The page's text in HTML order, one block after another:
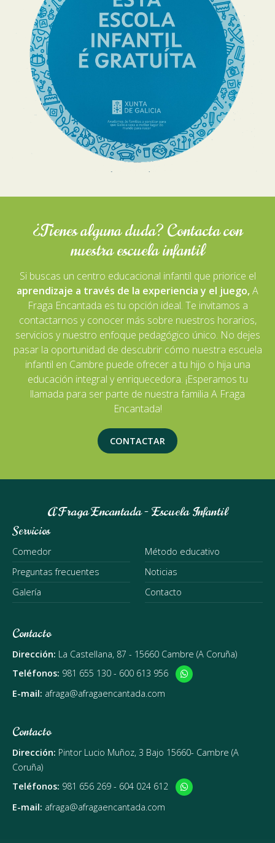
¿Tienes alguna duda? Contacta con
nuestra escuela infantil
Si buscas un centro educacional infantil que priorice el
aprendizaje a través de la experiencia y el juego,A
Fraga Encantada es tu opción ideal. Te invitamos a
contactarnos y conocer más sobre nuestros horarios,
servicios y nuestro enfoque pedagógico único. No dejes
pasar la oportunidad de descubrir cómo nuestra escuela
infantil en Cambre puede ofrecer a tu hijo o hija una
educación integral y enriquecedora. ¡Esperamos tu
llamada para ser parte de nuestra familia A Fraga
Encantada!
CONTACTAR
A Fraga Encantada - Escuela Infantil
Servicios
Comedor
Método educativo
Preguntas frecuentes
Noticias
Galería
Contacto
Contacto
Dirección: La Castellana, 87 - 15660 Cambre (A Coruña)
Teléfonos: 981 655 130 - 600 613 956
E-mail: afraga@afragaencantada.com
Contacto
Dirección: Pintor Lucio Muñoz, 3 Bajo 15660- Cambre (A
Coruña)
Teléfonos: 981 656 269 - 604 024 612
E-mail: afraga@afragaencantada.com